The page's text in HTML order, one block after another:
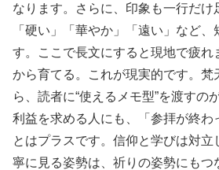
なります。さらに、印象も一行だけ
「硬い」「華やか」「遠い」など
す。ここで長文にすると現地で疲れ
から育てる。これが現実的です。梵
ら、読者に“使えるメモ型”を渡すの
利益を求める人にも、「参拝が終わ
とはプラスです。信仰と学びは対
寧に見る姿勢は、祈りの姿勢にもつ